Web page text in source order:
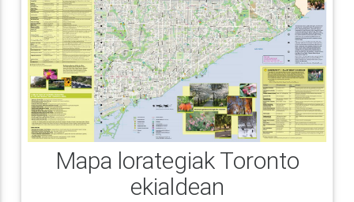
Mapa lorategiak Toronto
ekialdean